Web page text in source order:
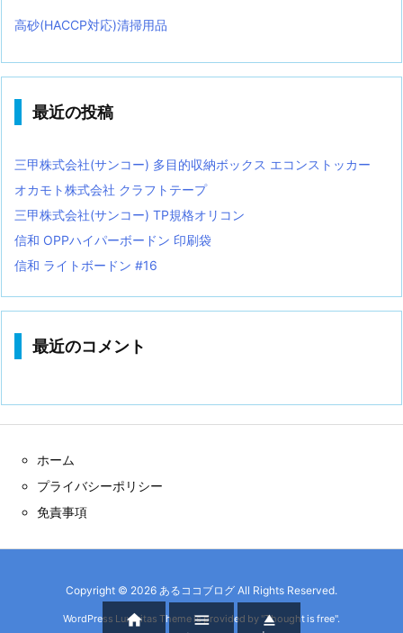
高砂(HACCP対応)清掃用品
最近の投稿
三甲株式会社(サンコー) 多目的収納ボックス エコンストッカー
オカモト株式会社 クラフトテープ
三甲株式会社(サンコー) TP規格オリコン
信和 OPPハイパーボードン 印刷袋
信和 ライトボードン #16
最近のコメント
ホーム
プライバシーポリシー
免責事項
Copyright © 2026 あるココブログ All Rights Reserved.
WordPress Luxeritas Theme is provided by "Thought is free".
  